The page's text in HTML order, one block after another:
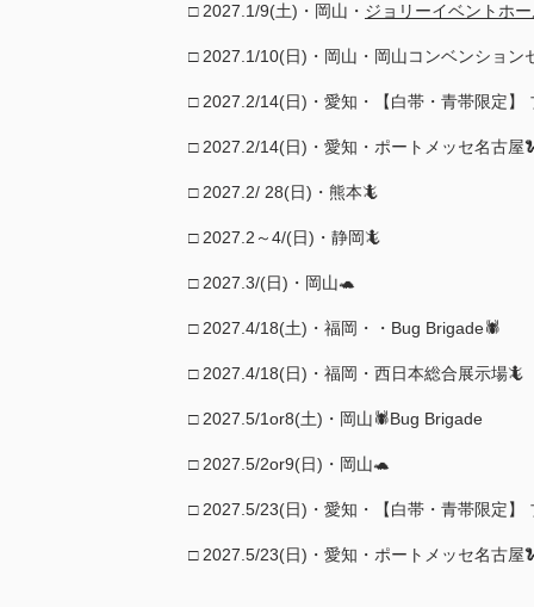
□ 2027.1/9(土)・岡山・ ジョリーイベントホ
□ 2027.1/10(日)・岡山・岡山コンベンション
□ 2027.2/14(日)・愛知・【白帯・青帯限定】
□ 2027.2/14(日)・愛知・ポートメッセ名古屋
□ 2027.2/ 28(日)・熊本🦎
□ 2027.2～4/(日)・静岡🦎
□ 2027.3/(日)・岡山​🐢
□ 2027.4/18(土)・福岡・・Bug Brigade🕷
□ 2027.4/18(日)・福岡・西日本総合展示場🦎
□ 2027.5/1or8(土)・岡山🕷Bug Brigade
□ 2027.5/2or9(日)・岡山​🐢
□ 2027.5/23(日)・愛知・【白帯・青帯限定】
□ 2027.5/23(日)・愛知・ポートメッセ名古屋